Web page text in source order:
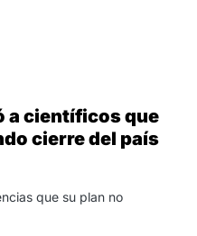
a científicos que
cierre del país
que su plan no